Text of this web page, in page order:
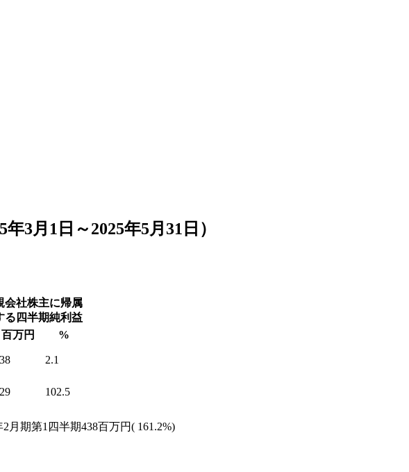
3月1日～2025年5月31日）
会社株主に帰属
る四半期純利益
百万円
%
2.1
102.5
月期第1四半期438百万円( 161.2%)